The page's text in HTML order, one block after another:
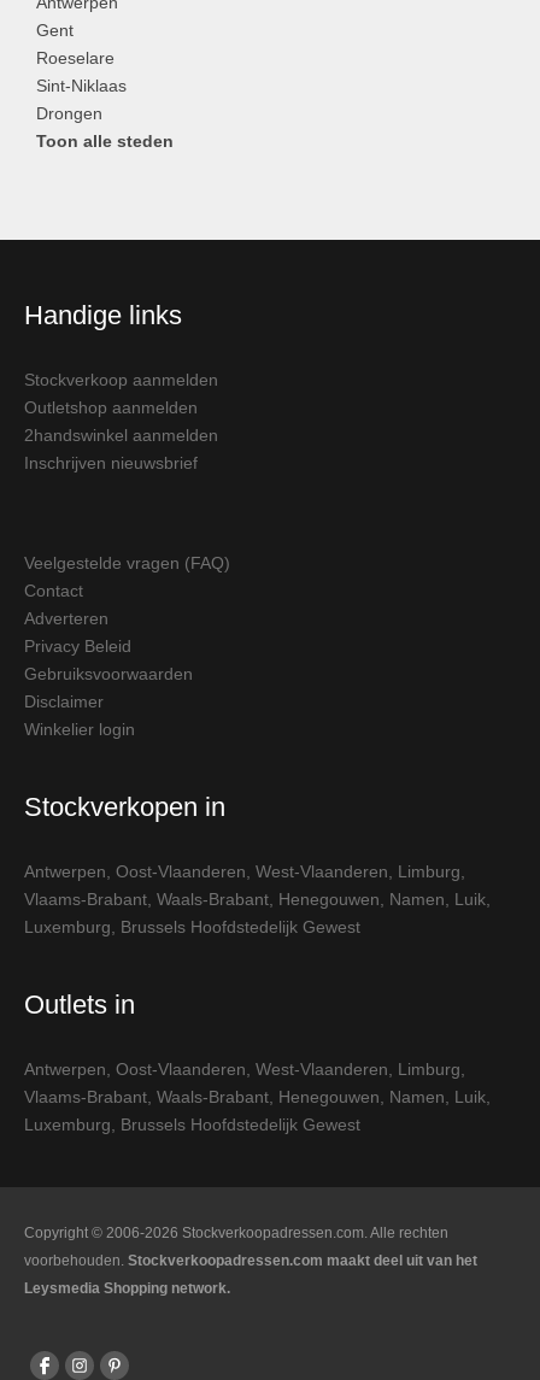
Gent
Roeselare
Sint-Niklaas
Drongen
Toon alle steden
Handige links
Stockverkoop aanmelden
Outletshop aanmelden
2handswinkel aanmelden
Inschrijven nieuwsbrief
Veelgestelde vragen (FAQ)
Contact
Adverteren
Privacy Beleid
Gebruiksvoorwaarden
Disclaimer
Winkelier login
Stockverkopen in
Antwerpen Oost-Vlaanderen West-Vlaanderen Limburg
Vlaams-Brabant Waals-Brabant Henegouwen Namen Luik
Luxemburg
Brussels Hoofdstedelijk Gewest
Outlets in
Antwerpen Oost-Vlaanderen West-Vlaanderen Limburg
Vlaams-Brabant Waals-Brabant Henegouwen Namen Luik
Luxemburg
Brussels Hoofdstedelijk Gewest
Copyright © 2006-2026 Stockverkoopadressen.com. Alle rechten
voorbehouden. Stockverkoopadressen.com maakt deel uit van het
Leysmedia Shopping network.